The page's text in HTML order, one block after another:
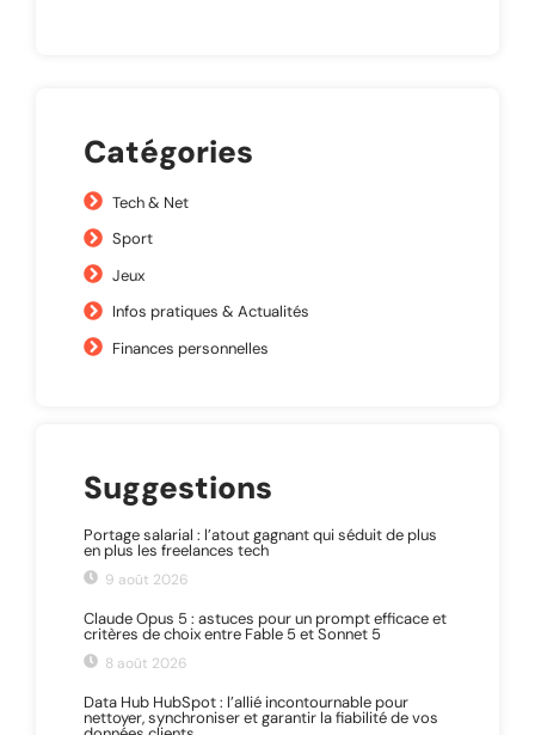
Catégories
Tech & Net
Sport
Jeux
Infos pratiques & Actualités
Finances personnelles
Suggestions
Portage salarial : l’atout gagnant qui séduit de plus
en plus les freelances tech
9 août 2026
Claude Opus 5 : astuces pour un prompt efficace et
critères de choix entre Fable 5 et Sonnet 5
8 août 2026
Data Hub HubSpot : l’allié incontournable pour
nettoyer, synchroniser et garantir la fiabilité de vos